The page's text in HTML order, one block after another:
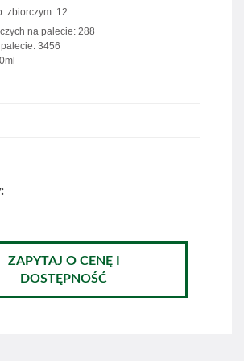
zbiorczym: 12
na palecie: 288
palecie: 3456
ZAPYTAJ O CENĘ I
DOSTĘPNOŚĆ